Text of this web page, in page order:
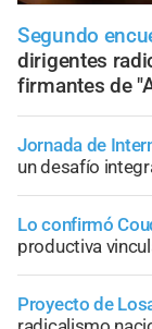
Segundo
dirigentes
firmantes de
Jornada de
un desafío
Lo confirmó
productiva
Proyecto de